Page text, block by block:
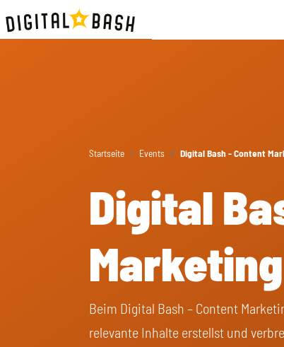
Startseite Events Digital Bash - Content
Digital
Beim Digital Bash – Content
relevante Inhalte erstellst und